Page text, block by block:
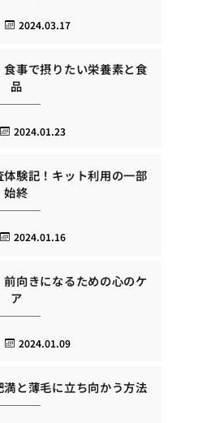
2024.03.17
事で摂りたい栄養素と食
品
2024.01.23
験記！キット利用の一部
始終
2024.01.16
向きになるための心のケ
ア
2024.01.09
と薄毛に立ち向かう方法